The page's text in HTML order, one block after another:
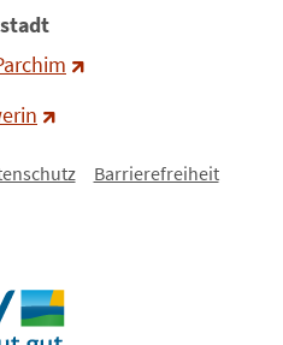
Barrierefreiheit